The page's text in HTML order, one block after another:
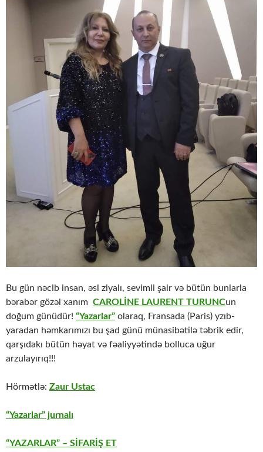
Bu gün nəcib insan, əsl ziyalı, sevimli şair və bütün bunlarla
bərabər gözəl xanım CAROLİNE LAURENT TURUNCun
doğum günüdür! “Yazarlar” olaraq, Fransada (Paris) yzıb-
yaradan həmkarımızı bu şad günü münasibətilə təbrik edir,
qarşıdakı bütün həyat və fəaliyyətində bolluca uğur
arzulayırıq!!!
Hörmətlə: Zaur Ustac
“Yazarlar” jurnalı
“YAZARLAR” – SİFARİŞ ET